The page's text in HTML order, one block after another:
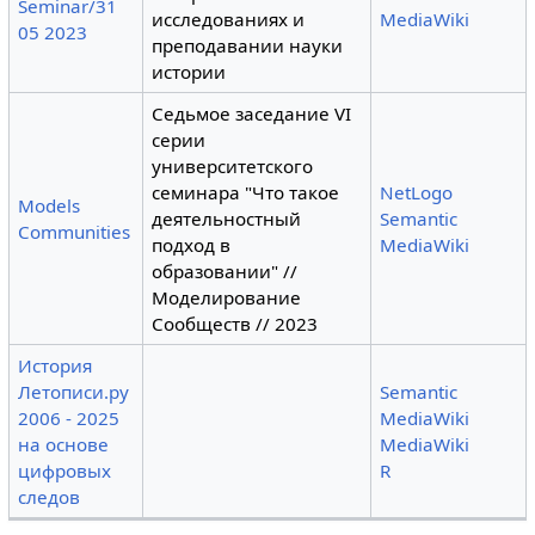
Seminar/31
05 2023
исследованиях и
преподавании науки
истории
MediaWiki
Models
Communities
Cедьмое заседание VI
серии
университетского
семинара "Что такое
деятельностный
подход в
образовании" //
Моделирование
Сообществ // 2023
NetLogo
Semantic
MediaWiki
История
Летописи.ру
2006 - 2025
на основе
цифровых
следов
Semantic
MediaWiki
MediaWiki
R